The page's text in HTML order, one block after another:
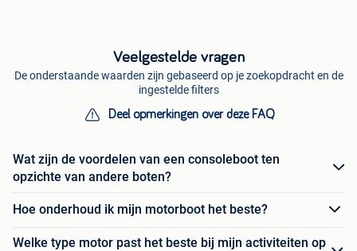
Veelgestelde vragen
De onderstaande waarden zijn gebaseerd op je zoekopdracht en de
ingestelde filters
Deel opmerkingen over deze FAQ
Wat zijn de voordelen van een consoleboot ten
opzichte van andere boten?
Hoe onderhoud ik mijn motorboot het beste?
Welke type motor past het beste bij mijn activiteiten op